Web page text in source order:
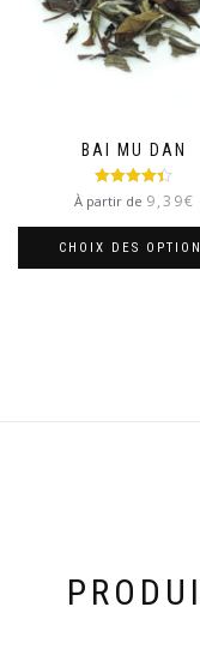
BAI MU DAN
Note4.33
sur 5
À partir de 9,39€
CHOIX DES